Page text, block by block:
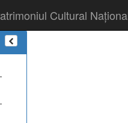
Cultural